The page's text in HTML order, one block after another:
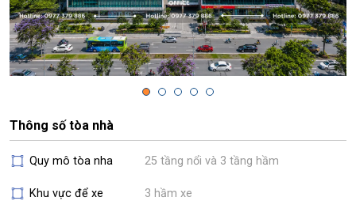
Thông số tòa nhà
Quy mô tòa nha 25 tầng nổi và 3 tầng hầm
Khu vực để xe 3 hầm xe